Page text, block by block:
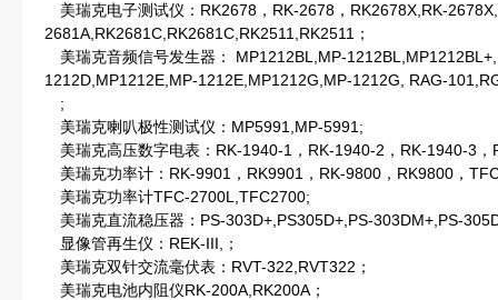
美瑞克电子测试仪：RK2678，RK-2678，RK2678X,RK-
2681A,RK2681C,RK2681C,RK2511,RK2511；
美瑞克音频信号发生器： MP1212BL,MP-
1212D,MP1212E,MP-1212E,MP1212G,MP-1212G, RAG-
;
美瑞克喇叭极性测试仪：MP5991,MP-5991;
美瑞克高压数字电表：RK-1940-1，RK-1940-2，RK-1940-3，
美瑞克功率计：RK-9901，RK9901，RK-9800，RK9800，
美瑞克功率计TFC-2700L,TFC2700;
美瑞克直流稳压器：PS-303D+,PS305D+,PS-303DM+,PS-
显像管再生仪：REK-III,；
美瑞克双针交流毫伏表：RVT-322,RVT322；
美瑞克电池内阻仪RK-200A,RK200A；